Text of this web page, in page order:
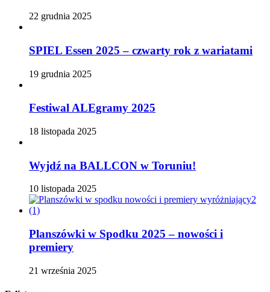
22 grudnia 2025
SPIEL Essen 2025 – czwarty rok z wariatami
19 grudnia 2025
Festiwal ALEgramy 2025
18 listopada 2025
Wyjdź na BALLCON w Toruniu!
10 listopada 2025
Planszówki w Spodku 2025 – nowości i
premiery
21 września 2025